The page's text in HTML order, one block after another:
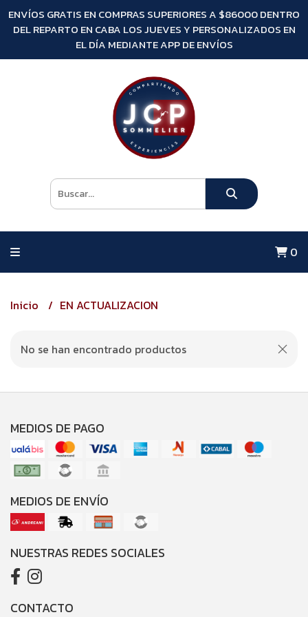
ENVÍOS GRATIS EN COMPRAS SUPERIORES A $86000 DENTRO
DEL REPARTO EN CABA LOS JUEVES Y PERSONALIZADOS EN
EL DÍA MEDIANTE APP DE ENVÍOS
0
Inicio EN ACTUALIZACION
No se han encontrado productos
MEDIOS DE PAGO
MEDIOS DE ENVÍO
NUESTRAS REDES SOCIALES
CONTACTO